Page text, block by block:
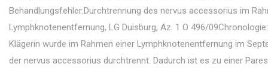
Behandlungsfehler:Durchtrennung des nervus accessorius im
Lymphknotenentfernung, LG Duisburg, Az. 1 O 496/
Klägerin wurde im Rahmen einer Lymphknotenentfernung im
der nervus accessorius durchtrennt. Dadurch ist es zu einer